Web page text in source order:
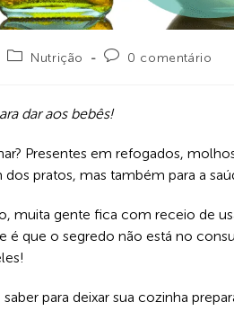
Nutrição 0 comentário
dar aos bebês!
Presentes em refogados,
pratos, mas também para a
muita gente fica com receio de
é que o segredo não está no
para deixar sua cozinha